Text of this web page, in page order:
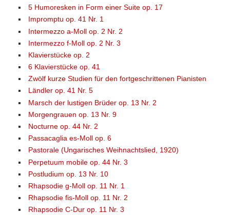
5 Humoresken in Form einer Suite op. 17
Impromptu op. 41 Nr. 1
Intermezzo a-Moll op. 2 Nr. 2
Intermezzo f-Moll op. 2 Nr. 3
Klavierstücke op. 2
6 Klavierstücke op. 41
Zwölf kurze Studien für den fortgeschrittenen Pianisten
Ländler op. 41 Nr. 5
Marsch der lustigen Brüder op. 13 Nr. 2
Morgengrauen op. 13 Nr. 9
Nocturne op. 44 Nr. 2
Passacaglia es-Moll op. 6
Pastorale (Ungarisches Weihnachtslied, 1920)
Perpetuum mobile op. 44 Nr. 3
Postludium op. 13 Nr. 10
Rhapsodie g-Moll op. 11 Nr. 1
Rhapsodie fis-Moll op. 11 Nr. 2
Rhapsodie C-Dur op. 11 Nr. 3